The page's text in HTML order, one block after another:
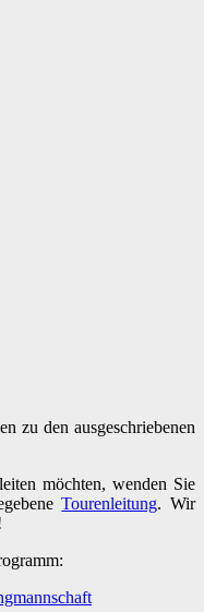
zu den ausgeschriebenen
möchten, wenden Sie
Tourenleitung. Wir